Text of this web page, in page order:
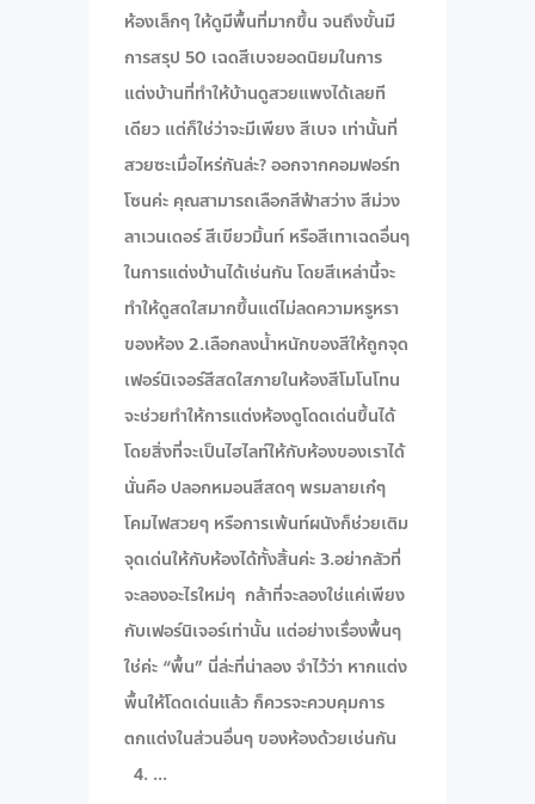
ห้องเล็กๆ ให้ดูมีพื้นที่มากขึ้น จนถึงขั้นมี
การสรุป 50 เฉดสีเบจยอดนิยมในการ
แต่งบ้านที่ทำให้บ้านดูสวยแพงได้เลยที
เดียว แต่ก็ใช่ว่าจะมีเพียง สีเบจ เท่านั้นที่
สวยซะเมื่อไหร่กันล่ะ? ออกจากคอมฟอร์ท
โซนค่ะ คุณสามารถเลือกสีฟ้าสว่าง สีม่วง
ลาเวนเดอร์ สีเขียวมิ้นท์ หรือสีเทาเฉดอื่นๆ
ในการแต่งบ้านได้เช่นกัน โดยสีเหล่านี้จะ
ทำให้ดูสดใสมากขึ้นแต่ไม่ลดความหรูหรา
ของห้อง 2.เลือกลงน้ำหนักของสีให้ถูกจุด
เฟอร์นิเจอร์สีสดใสภายในห้องสีโมโนโทน
จะช่วยทำให้การแต่งห้องดูโดดเด่นขึ้นได้
โดยสิ่งที่จะเป็นไฮไลท์ให้กับห้องของเราได้
นั่นคือ ปลอกหมอนสีสดๆ พรมลายเก๋ๆ
โคมไฟสวยๆ หรือการเพ้นท์ผนังก็ช่วยเติม
จุดเด่นให้กับห้องได้ทั้งสิ้นค่ะ 3.อย่ากลัวที่
จะลองอะไรใหม่ๆ กล้าที่จะลองใช่แค่เพียง
กับเฟอร์นิเจอร์เท่านั้น แต่อย่างเรื่องพื้นๆ
ใช่ค่ะ “พื้น” นี่ล่ะที่น่าลอง จำไว้ว่า หากแต่ง
พื้นให้โดดเด่นแล้ว ก็ควรจะควบคุมการ
ตกแต่งในส่วนอื่นๆ ของห้องด้วยเช่นกัน
4.